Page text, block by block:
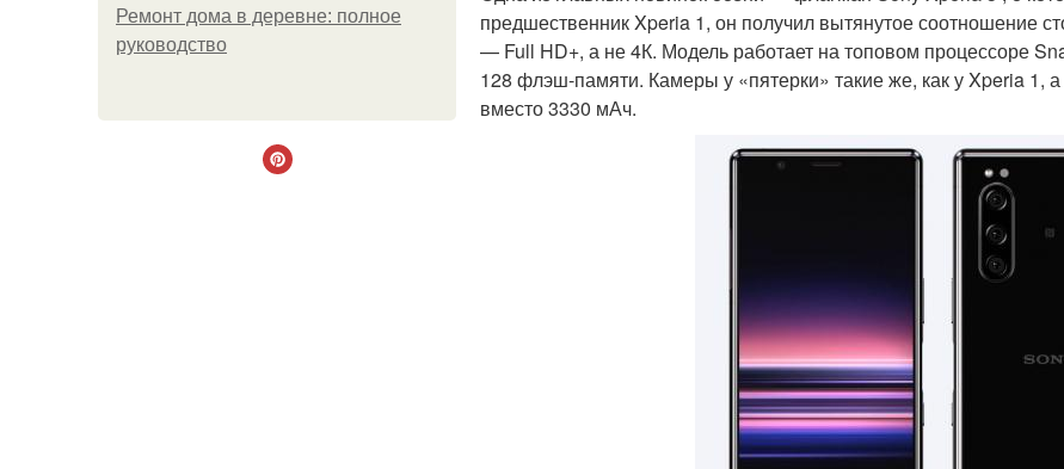
Ремонт дома в деревне: полное
руководство
предшественник Xperia 1, он получил вытянутое соотношение
— Full HD+, а не 4К. Модель работает на топовом процессоре
128 флэш-памяти. Камеры у «пятерки» такие же, как у Xperia 1,
вместо 3330 мАч.